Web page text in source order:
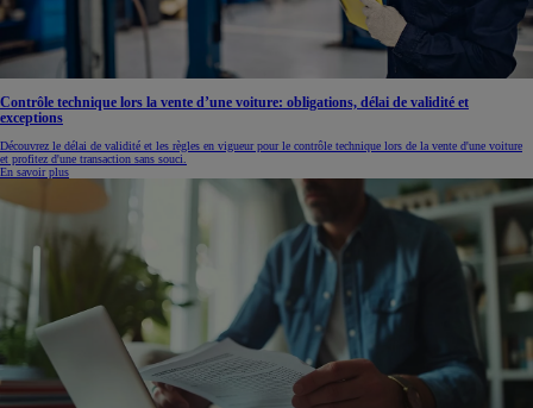
Contrôle technique lors la vente d’une voiture: obligations, délai de validité et
exceptions
Découvrez le délai de validité et les règles en vigueur pour le contrôle technique lors de la vente d'une voiture
et profitez d'une transaction sans souci.
En savoir plus